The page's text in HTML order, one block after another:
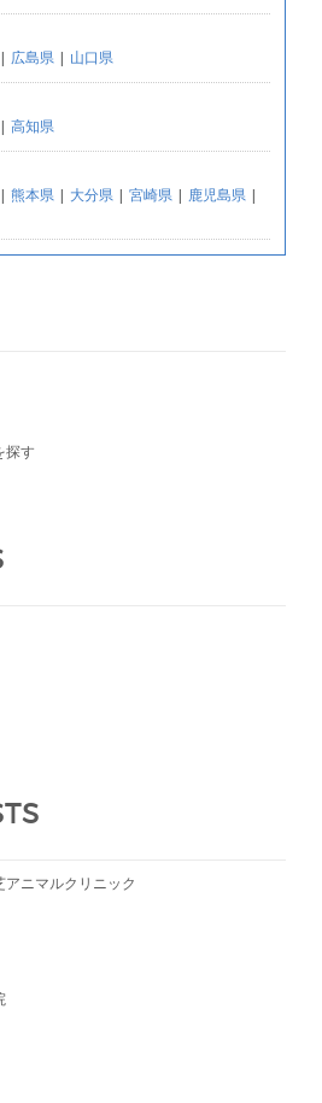
| 広島県 | 山口県
| 高知県
| 熊本県 | 大分県 | 宮崎県 | 鹿児島県 |
探す
ニマルクリニック